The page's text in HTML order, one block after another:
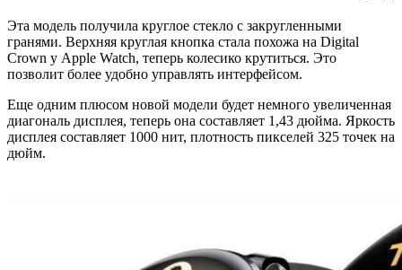
Watch
3
Pro
Эта модель получила круглое стекло с закругленными
гранями. Верхняя круглая кнопка стала похожа на Digital
Crown у Apple Watch, теперь колесико крутиться. Это
позволит более удобно управлять интерфейсом.
Еще одним плюсом новой модели будет немного увеличенная
диагональ дисплея, теперь она составляет 1,43 дюйма. Яркость
дисплея составляет 1000 нит, плотность пикселей 325 точек на
дюйм.